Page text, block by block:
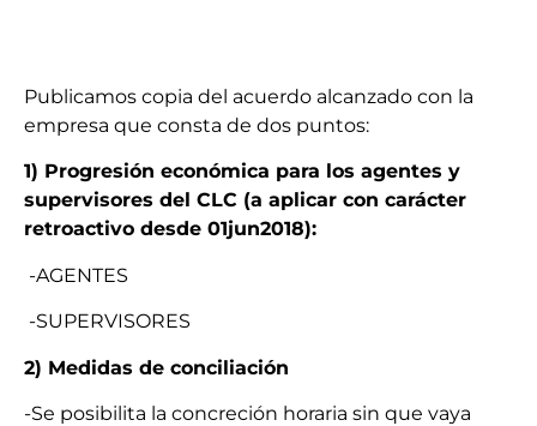
Publicamos copia del acuerdo alcanzado con la
empresa que consta de dos puntos:
1) Progresión económica para los agentes y
supervisores del CLC (a aplicar con carácter
retroactivo desde 01jun2018):
-AGENTES
-SUPERVISORES
2) Medidas de conciliación
-Se posibilita la concreción horaria sin que vaya